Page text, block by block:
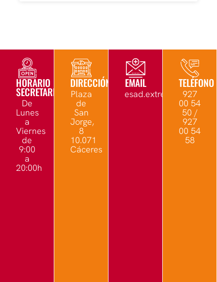
HORARIO
SECRETARÍA
De
Lunes
a
Viernes
de
9:00
a
20:00h
DIRECCIÓN
Plaza
de
San
Jorge,
8
10.071
Cáceres
EMAIL TELÉFONO
927
00 54
50 /
927
00 54
58